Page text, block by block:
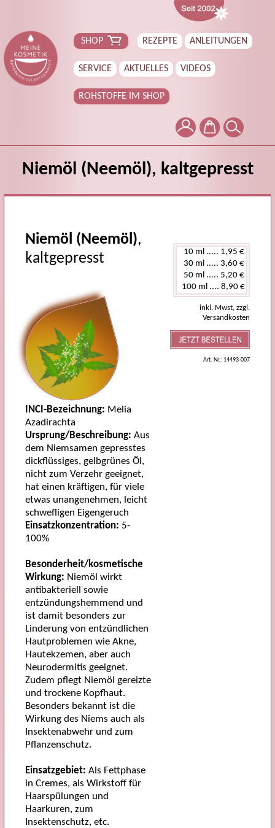
SHOP REZEPTE ANLEITUNGEN
SERVICE AKTUELLES VIDEOS
ROHSTOFFE IM SHOP
Niemöl (Neemöl), kaltgepresst
Niemöl (Neemöl),
kaltgepresst
INCI-Bezeichnung: Melia
Azadirachta
Ursprung/Beschreibung: Aus
dem Niemsamen gepresstes
dickflüssiges, gelbgrünes Öl,
nicht zum Verzehr geeignet,
hat einen kräftigen, für viele
etwas unangenehmen, leicht
schwefligen Eigengeruch
Einsatzkonzentration: 5-
100%
Besonderheit/kosmetische
Wirkung: Niemöl wirkt
antibakteriell sowie
entzündungshemmend und
ist damit besonders zur
Linderung von entzündlichen
Hautproblemen wie Akne,
Hautekzemen, aber auch
Neurodermitis geeignet.
Zudem pflegt Niemöl gereizte
und trockene Kopfhaut.
Besonders bekannt ist die
Wirkung des Niems auch als
Insektenabwehr und zum
Pflanzenschutz.
Einsatzgebiet: Als Fettphase
in Cremes, als Wirkstoff für
Haarspülungen und
Haarkuren, zum
Insektenschutz, etc.
inkl. Mwst, zzgl.
Versandkosten
Art. Nr.: 14493-007